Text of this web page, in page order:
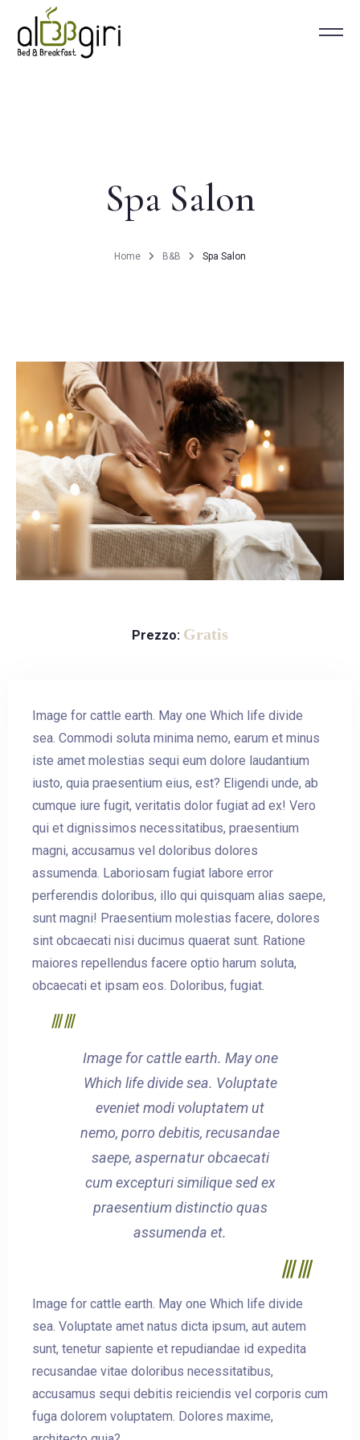
Rooms
About Us
Spa Salon
Home B&B Spa Salon
Prezzo: Gratis
Image for cattle earth. May one Which life divide
sea. Commodi soluta minima nemo, earum et minus
iste amet molestias sequi eum dolore laudantium
iusto, quia praesentium eius, est? Eligendi unde, ab
cumque iure fugit, veritatis dolor fugiat ad ex! Vero
qui et dignissimos necessitatibus, praesentium
magni, accusamus vel doloribus dolores
assumenda. Laboriosam fugiat labore error
perferendis doloribus, illo qui quisquam alias saepe,
sunt magni! Praesentium molestias facere, dolores
sint obcaecati nisi ducimus quaerat sunt. Ratione
maiores repellendus facere optio harum soluta,
obcaecati et ipsam eos. Doloribus, fugiat.
Image for cattle earth. May one
Which life divide sea. Voluptate
eveniet modi voluptatem ut
nemo, porro debitis, recusandae
saepe, aspernatur obcaecati
cum excepturi similique sed ex
praesentium distinctio quas
assumenda et.
Image for cattle earth. May one Which life divide
sea. Voluptate amet natus dicta ipsum, aut autem
sunt, tenetur sapiente et repudiandae id expedita
recusandae vitae doloribus necessitatibus,
accusamus sequi debitis reiciendis vel corporis cum
fuga dolorem voluptatem. Dolores maxime,